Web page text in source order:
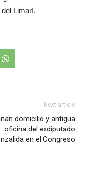
Limarí.
Next article
domicilio y antigua
oficina del exdiputado
en el Congreso